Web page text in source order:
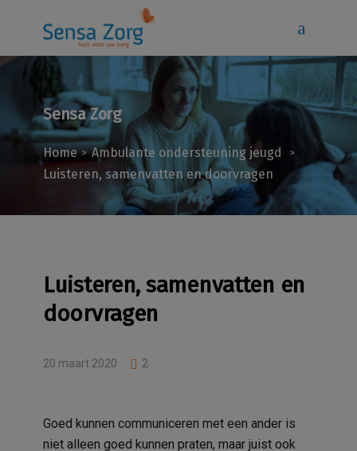
Sensa Zorg
Home>Ambulante ondersteuning jeugd >
Luisteren, samenvatten en doorvragen
Luisteren, samenvatten en
doorvragen
20 maart 2020 2
Goed kunnen communiceren met een ander is
niet alleen goed kunnen praten, maar juist ook